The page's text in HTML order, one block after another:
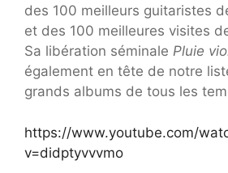
des 100 meilleurs guitaristes
et des 100 meilleures visites
Sa libération séminale Pluie
également en tête de notre
grands albums de tous les
https://www.youtube.com/
v=didptyvvvmo